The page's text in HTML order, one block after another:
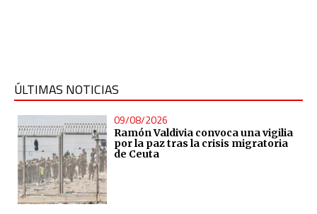
ÚLTIMAS NOTICIAS
09/08/2026
Ramón Valdivia convoca una vigilia
por la paz tras la crisis migratoria
de Ceuta